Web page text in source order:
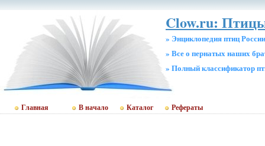
Clow.ru:
» Энциклопедия птиц России
» Все о пернатых наших
» Полный классификатор
Главная В начало Каталог Рефераты